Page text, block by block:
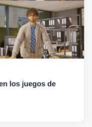
los juegos de